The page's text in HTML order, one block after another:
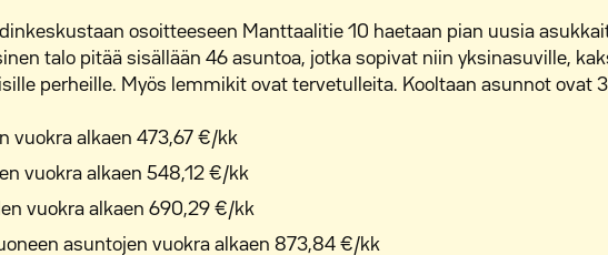
osoitteeseen Manttaalitie 10 haetaan pian uusia
talo pitää sisällään 46 asuntoa, jotka sopivat niin yksinasuville,
perheille. Myös lemmikit ovat tervetulleita. Kooltaan asunnot ovat
vuokra alkaen 473,67 €/kk
vuokra alkaen 548,12 €/kk
vuokra alkaen 690,29 €/kk
asuntojen vuokra alkaen 873,84 €/kk